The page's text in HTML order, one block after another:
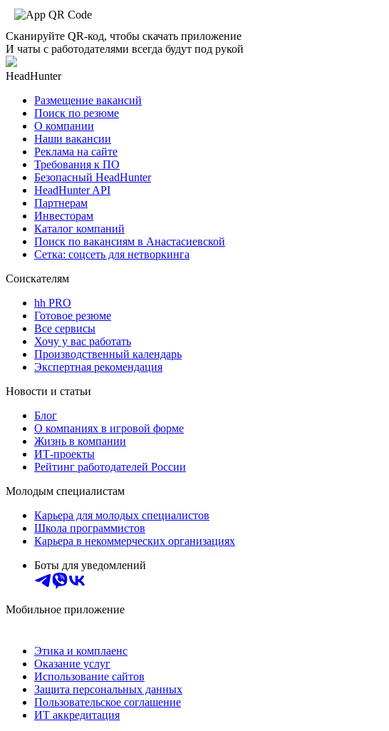
Сканируйте QR-код, чтобы скачать приложение
И чаты с работодателями всегда будут под рукой
HeadHunter
Размещение вакансий
Поиск по резюме
О компании
Наши вакансии
Реклама на сайте
Требования к ПО
Безопасный HeadHunter
HeadHunter API
Партнерам
Инвесторам
Каталог компаний
Поиск по вакансиям в Анастасиевской
Сетка: соцсеть для нетворкинга
Соискателям
hh PRO
Готовое резюме
Все сервисы
Хочу у вас работать
Производственный календарь
Экспертная рекомендация
Новости и статьи
Блог
О компаниях в игровой форме
Жизнь в компании
ИТ-проекты
Рейтинг работодателей России
Молодым специалистам
Карьера для молодых специалистов
Школа программистов
Карьера в некоммерческих организациях
Боты для уведомлений
Мобильное приложение
Этика и комплаенс
Оказание услуг
Использование сайтов
Защита персональных данных
Пользовательское соглашение
ИТ аккредитация